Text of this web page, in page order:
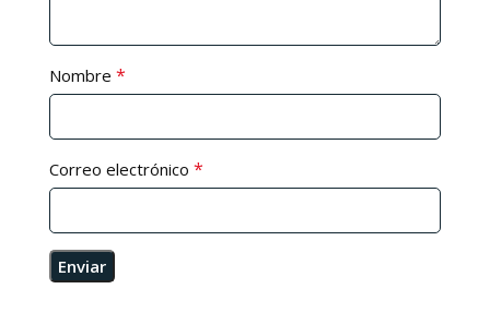
Nombre *
Correo electrónico *